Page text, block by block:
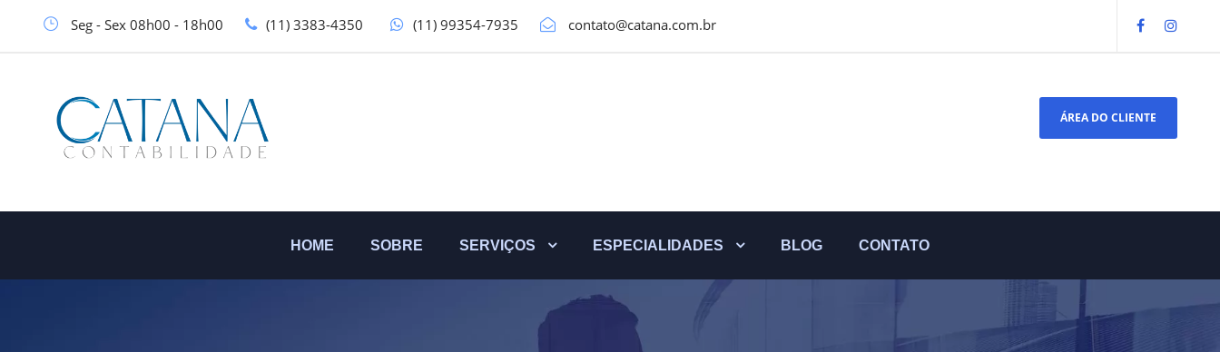
Seg - Sex 08h00 - 18h00 (11) 3383-4350 (11) 99354-7935 contato@catana.com.br
ÁREA DO CLIENTE
HOME SOBRE SERVIÇOS ESPECIALIDADES BLOG CONTATO